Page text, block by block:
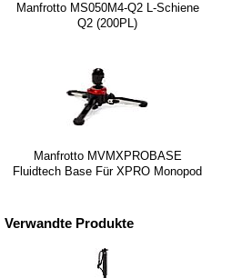
Manfrotto MS050M4-Q2 L-Schiene
Q2 (200PL)
Manfrotto MVMXPROBASE
Fluidtech Base Für XPRO Monopod
Verwandte Produkte